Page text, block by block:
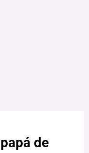
de